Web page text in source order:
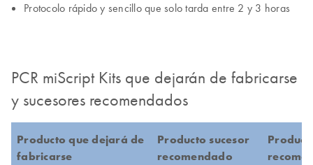
Protocolo rápido y sencillo que solo tarda entre 2 y 3 horas
PCR miScript Kits que dejarán de fabricarse
y sucesores recomendados
Producto que dejará de
fabricarse
Producto sucesor
recomendado